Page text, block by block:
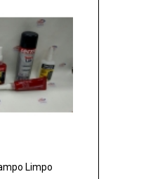
Limpo